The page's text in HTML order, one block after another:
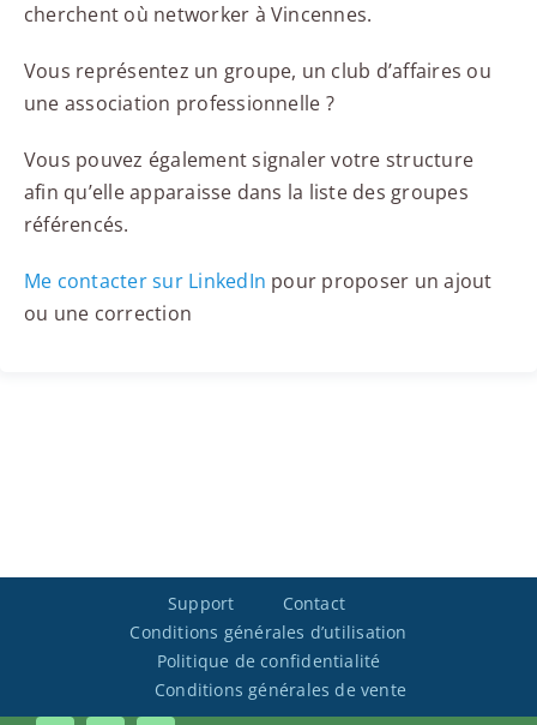
cherchent où networker à Vincennes.
Vous représentez un groupe, un club d’affaires ou
une association professionnelle ?
Vous pouvez également signaler votre structure
afin qu’elle apparaisse dans la liste des groupes
référencés.
Me contacter sur LinkedIn pour proposer un ajout
ou une correction
Support
Contact
Conditions générales d’utilisation
Politique de confidentialité
Conditions générales de vente